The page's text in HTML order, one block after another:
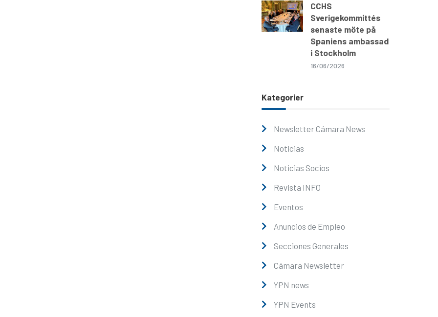
CCHS
Sverigekommittés
senaste möte på
Spaniens ambassad
i Stockholm
16/06/2026
Kategorier
Newsletter Cámara News
Noticias
Noticias Socios
Revista INFO
Eventos
Anuncios de Empleo
Secciones Generales
Cámara Newsletter
YPN news
YPN Events